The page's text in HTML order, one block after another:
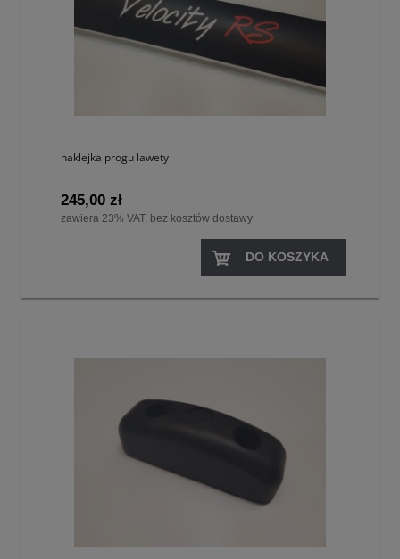
naklejka progu lawety
245,00 zł
zawiera 23% VAT, bez kosztów dostawy
DO KOSZYKA